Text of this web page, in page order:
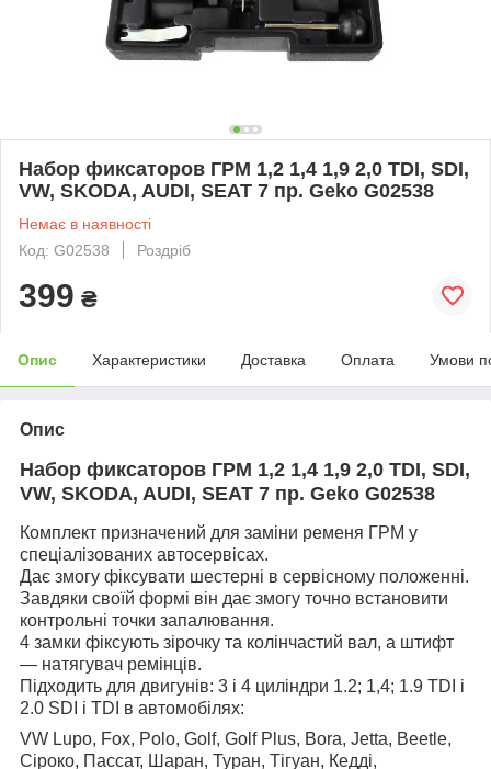
Набор фиксаторов ГРМ 1,2 1,4 1,9 2,0 TDI, SDI,
VW, SKODA, AUDI, SEAT 7 пр. Geko G02538
Немає в наявності
Код: G02538
Роздріб
399 ₴
Опис Характеристики Доставка Оплата Умови
Опис
Набор фиксаторов ГРМ 1,2 1,4 1,9 2,0 TDI, SDI,
VW, SKODA, AUDI, SEAT 7 пр. Geko G02538
Комплект призначений для заміни ременя ГРМ у
спеціалізованих автосервісах.
Дає змогу фіксувати шестерні в сервісному положенні.
Завдяки своїй формі він дає змогу точно встановити
контрольні точки запалювання.
4 замки фіксують зірочку та колінчастий вал, а штифт
— натягувач ремінців.
Підходить для двигунів: 3 і 4 циліндри 1.2; 1,4; 1.9 TDI і
2.0 SDI і TDI в автомобілях:
VW Lupo, Fox, Polo, Golf, Golf Plus, Bora, Jetta, Beetle,
Сіроко, Пассат, Шаран, Туран, Тігуан, Кедді,